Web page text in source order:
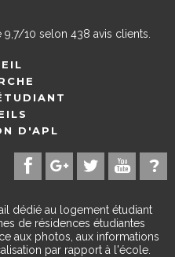
9,7/10 selon 438 avis clients.
D'APL
dédié au logement étudiant
de résidences étudiantes
aux photos, aux informations
par rapport à l'école.